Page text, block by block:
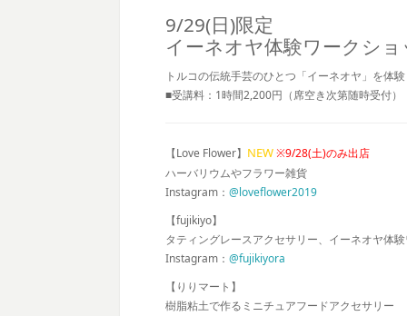
9/29(日)限定
イーネオヤ体験ワークシ
トルコの伝統手芸のひとつ「イーネオヤ」を体
■受講料：1時間2,200円（席空き次第随時受付）
【Love Flower】 NEW※9/28(土)のみ出店
ハーバリウムやフラワー雑貨
Instagram： @loveflower2019
【fujikiyo】
タティングレースアクセサリー、イーネオヤ体
Instagram： @fujikiyora
【りりマート】
樹脂粘土で作るミニチュアフードアクセサリー